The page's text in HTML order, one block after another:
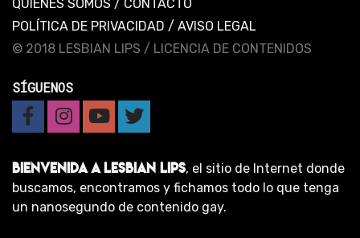
QUIENES SOMOS / CONTACTO
POLÍTICA DE PRIVACIDAD / AVISO LEGAL
© 2018 LESBIAN LIPS / LICENCIA DE CONTENIDOS
SÍGUENOS
BIENVENIDA A LESBIAN LIPS, el sitio de Internet donde
buscamos, encontramos y fichamos todo lo que tenga
un nanosegundo de contenido gay.